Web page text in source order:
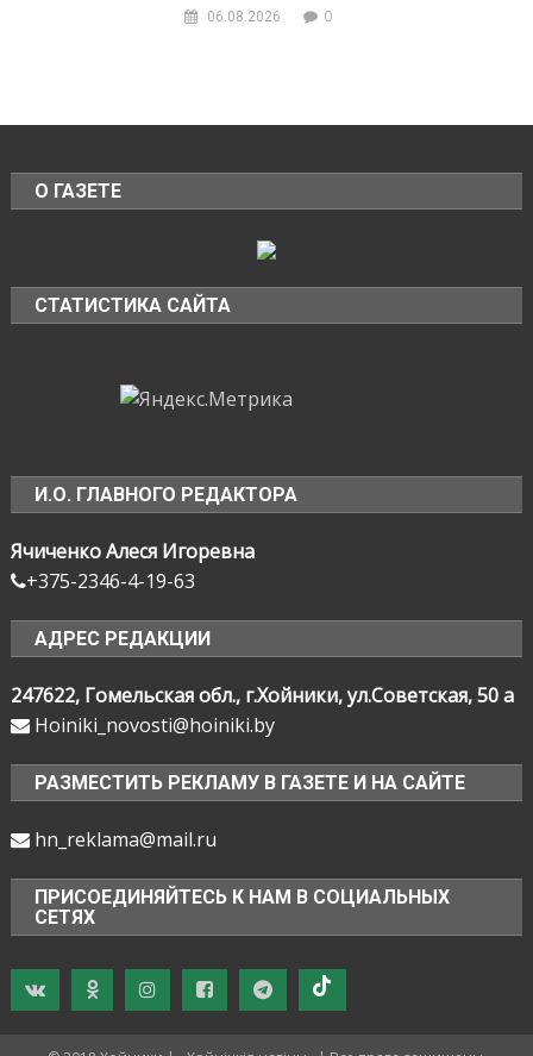
06.08.2026 0
О ГАЗЕТЕ
СТАТИСТИКА САЙТА
И.О. ГЛАВНОГО РЕДАКТОРА
Ячиченко Алеся Игоревна
+375-2346-4-19-63
АДРЕС РЕДАКЦИИ
247622, Гомельская обл., г.Хойники, ул.Советская, 50 а
Hoiniki_novosti@hoiniki.by
РАЗМЕСТИТЬ РЕКЛАМУ В ГАЗЕТЕ И НА САЙТЕ
hn_reklama@mail.ru
ПРИСОЕДИНЯЙТЕСЬ К НАМ В СОЦИАЛЬНЫХ
СЕТЯХ